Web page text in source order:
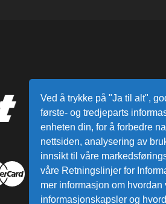
Ved å trykke på "Ja til alt",
første- og tredjeparts
enheten din, for å forbedre
nettsiden, analysering av
innsikt til våre
våre Retningslinjer for
mer informasjon om hvordan
informasjonskapsler og